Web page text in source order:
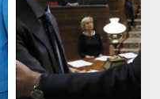
“movimiento 15M” y lo
pública y allí sentaron